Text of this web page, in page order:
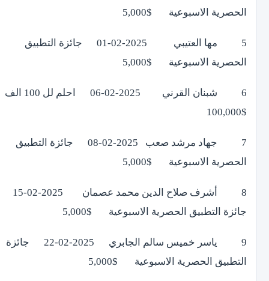
الحصرية الاسبوعية $5,000
5 مها العتيبي 2025-02-01 جائزة التطبيق
الحصرية الاسبوعية $5,000
6 شبنان القرني 2025-02-06 احلم لل 100 الف
$100,000
7 جهاد مرشد صعب 2025-02-08 جائزة التطبيق
الحصرية الاسبوعية $5,000
جائزة التطبيق الحصرية الاسبوعية $5,000
9 ياسر خميس سالم الجابري 2025-02-22 جائزة
التطبيق الحصرية الاسبوعية $5,000